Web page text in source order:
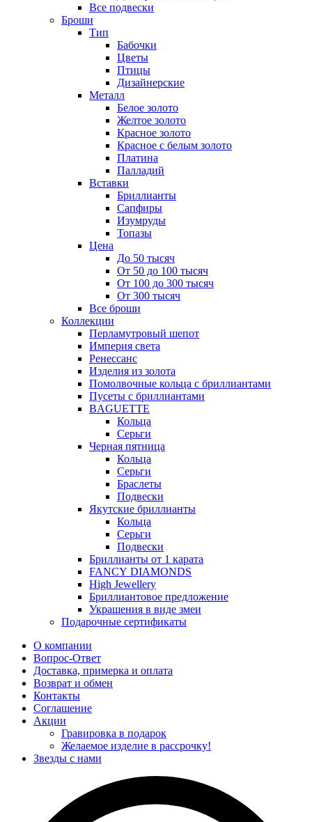
Все подвески
Броши
Тип
Бабочки
Цветы
Птицы
Дизайнерские
Металл
Белое золото
Желтое золото
Красное золото
Красное с белым золото
Платина
Палладий
Вставки
Бриллианты
Сапфиры
Изумруды
Топазы
Цена
До 50 тысяч
От 50 до 100 тысяч
От 100 до 300 тысяч
От 300 тысяч
Все броши
Коллекции
Перламутровый шепот
Империя света
Ренессанс
Изделия из золота
Помолвочные кольца с бриллиантами
Пусеты с бриллиантами
BAGUETTE
Кольца
Серьги
Черная пятница
Кольца
Серьги
Браслеты
Подвески
Якутские бриллианты
Кольца
Серьги
Подвески
Бриллианты от 1 карата
FANCY DIAMONDS
High Jewellery
Бриллиантовое предложение
Украшения в виде змеи
Подарочные сертификаты
О компании
Вопрос-Ответ
Доставка, примерка и оплата
Возврат и обмен
Контакты
Соглашение
Акции
Гравировка в подарок
Желаемое изделие в рассрочку!
Звезды с нами